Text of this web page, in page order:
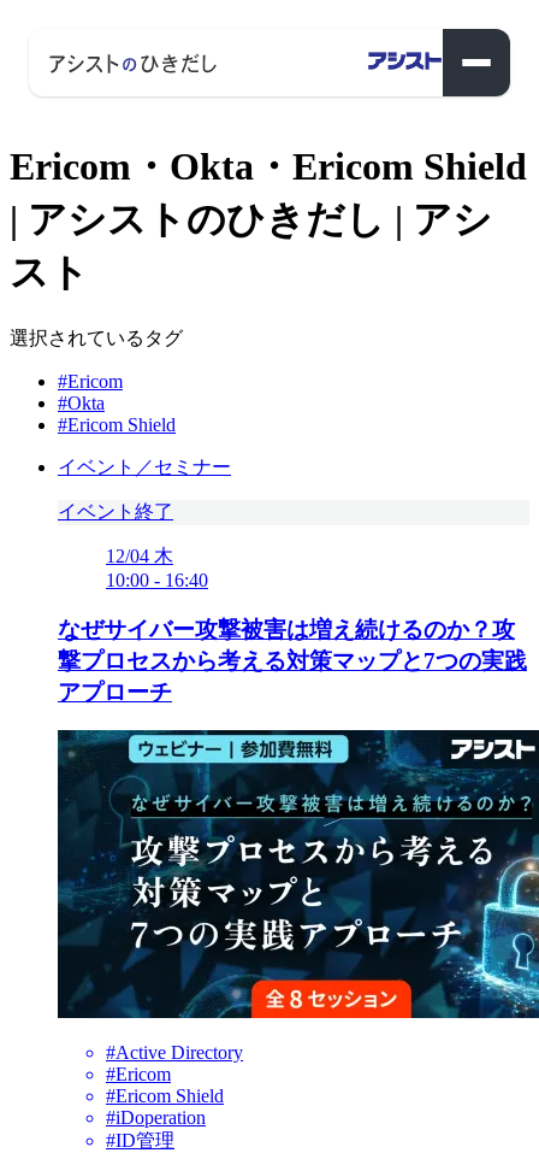
Ericom・Okta・Ericom Shield
| アシストのひきだし | アシ
スト
選択されているタグ
#Ericom
#Okta
#Ericom Shield
イベント／セミナー
イベント終了
12/04 木
10:00 - 16:40
なぜサイバー攻撃被害は増え続けるのか？攻
撃プロセスから考える対策マップと7つの実践
アプローチ
#Active Directory
#Ericom
#Ericom Shield
#iDoperation
#ID管理